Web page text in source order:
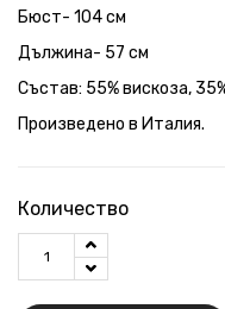
Бюст- 104 см
Дължина- 57 см
Състав: 55% вискоза,
Произведено в Италия.
Количество